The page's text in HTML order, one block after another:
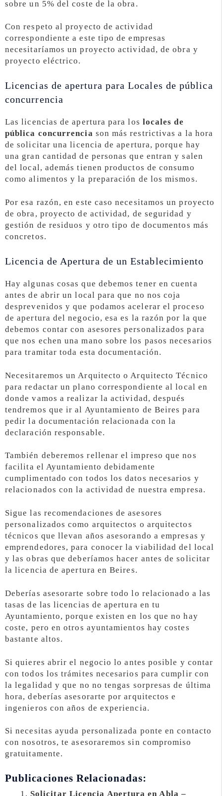
sobre un 5% del coste de la obra.
Con respeto al proyecto de actividad
correspondiente a este tipo de empresas
necesitaríamos un proyecto actividad, de obra y
proyecto eléctrico.
Licencias de apertura para Locales de pública
concurrencia
Las licencias de apertura para los locales de
pública concurrencia son más restrictivas a la hora
de solicitar una licencia de apertura, porque hay
una gran cantidad de personas que entran y salen
del local, además tienen productos de consumo
como alimentos y la preparación de los mismos.
Por esa razón, en este caso necesitamos un proyecto
de obra, proyecto de actividad, de seguridad y
gestión de residuos y otro tipo de documentos más
concretos.
Licencia de Apertura de un Establecimiento
Hay algunas cosas que debemos tener en cuenta
antes de abrir un local para que no nos coja
desprevenidos y que podamos acelerar el proceso
de apertura del negocio, esa es la razón por la que
debemos contar con asesores personalizados para
que nos echen una mano sobre los pasos necesarios
para tramitar toda esta documentación.
Necesitaremos un Arquitecto o Arquitecto Técnico
para redactar un plano correspondiente al local en
donde vamos a realizar la actividad, después
tendremos que ir al Ayuntamiento de Beires para
pedir la documentación relacionada con la
declaración responsable.
También deberemos rellenar el impreso que nos
facilita el Ayuntamiento debidamente
cumplimentado con todos los datos necesarios y
relacionados con la actividad de nuestra empresa.
Sigue las recomendaciones de asesores
personalizados como arquitectos o arquitectos
técnicos que llevan años asesorando a empresas y
emprendedores, para conocer la viabilidad del local
y las obras que deberíamos hacer antes de solicitar
la licencia de apertura en Beires.
Deberías asesorarte sobre todo lo relacionado a las
tasas de las licencias de apertura en tu
Ayuntamiento, porque existen en los que no hay
coste, pero en otros ayuntamientos hay costes
bastante altos.
Si quieres abrir el negocio lo antes posible y contar
con todos los trámites necesarios para cumplir con
la legalidad y que no no tengas sorpresas de última
hora, deberías asesorarte por arquitectos e
ingenieros con años de experiencia.
Si necesitas ayuda personalizada ponte en contacto
con nosotros, te asesoraremos sin compromiso
gratuitamente.
Publicaciones Relacionadas:
Solicitar Licencia Apertura en Abla –